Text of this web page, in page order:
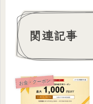
関連記事
お金・クーポン